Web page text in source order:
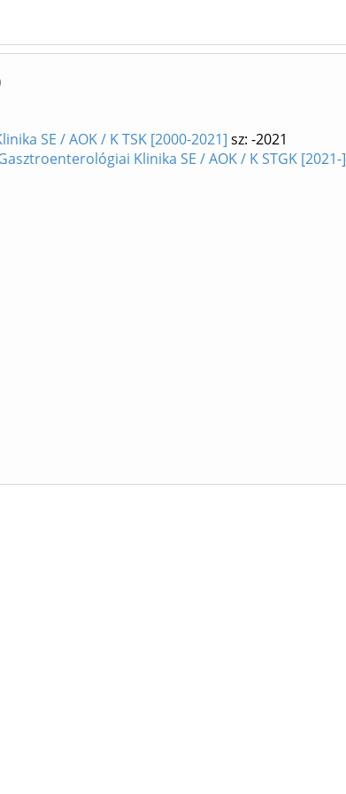
SE / AOK / K TSK [2000-2021] sz: -2021
Klinika SE / AOK / K STGK [2021-]